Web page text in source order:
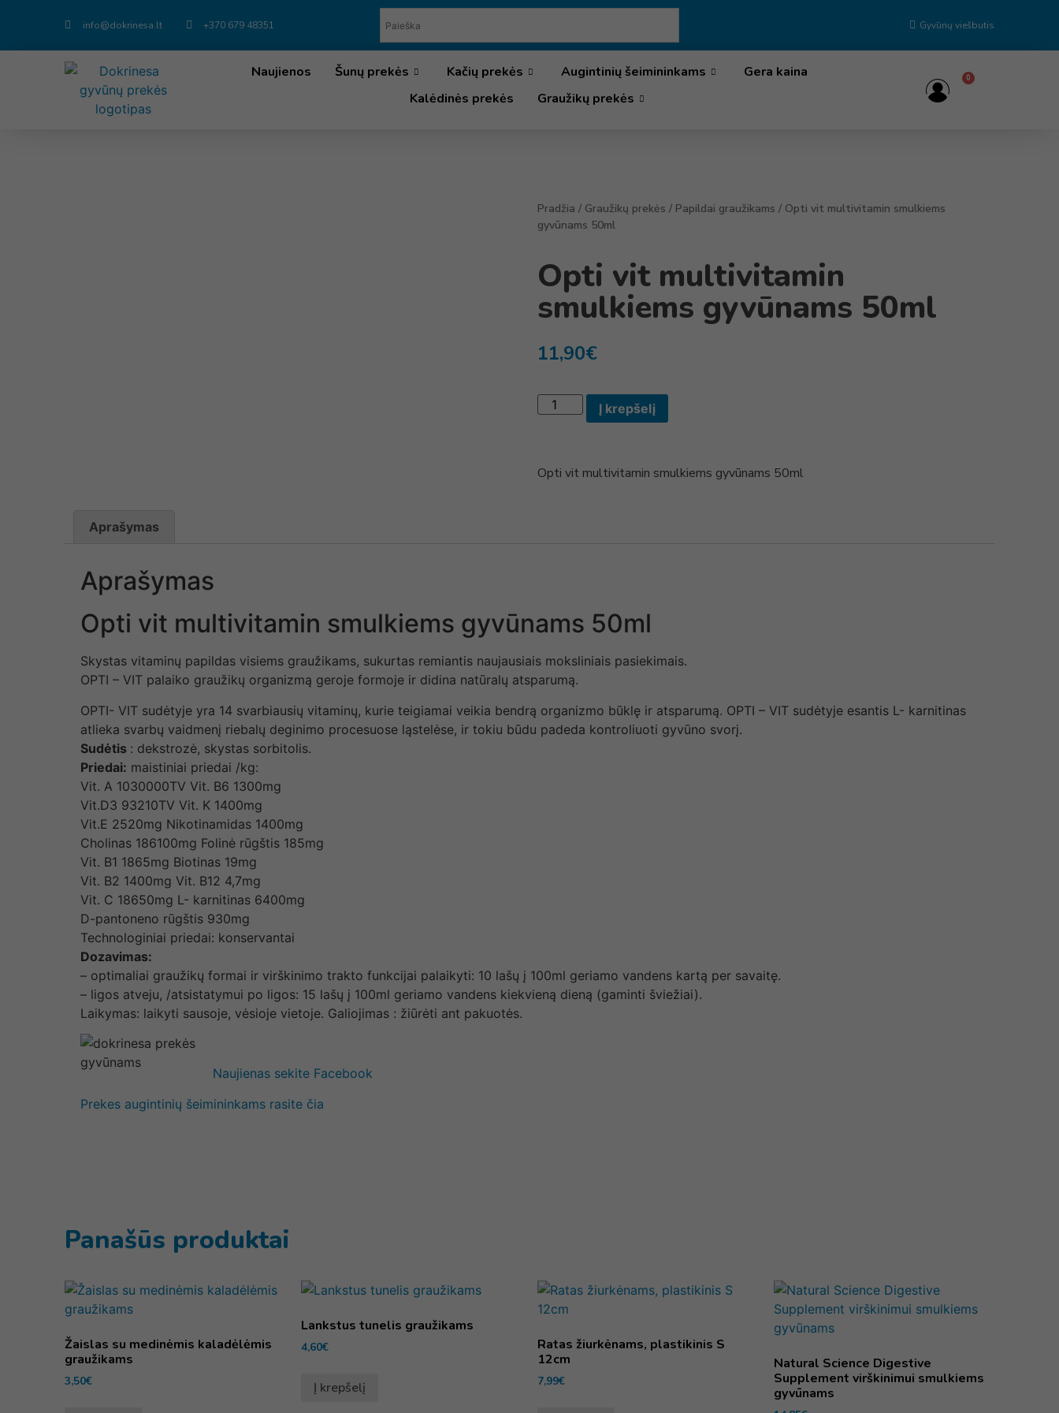
info@dokrinesa.lt +370 679 48351 Gyvūnų viešbutis
Naujienos Šunų prekės Kačių prekės Augintinių šeimininkams
Gera kaina
Kalėdinės prekės
Graužikų prekės
0
Pradžia / Graužikų prekės / Papildai graužikams / Opti vit multivitamin smulkiems
gyvūnams 50ml
Opti vit multivitamin
smulkiems gyvūnams 50ml
11,90€
Į krepšelį
Opti vit multivitamin smulkiems gyvūnams 50ml
Aprašymas
Aprašymas
Opti vit multivitamin smulkiems gyvūnams 50ml
Skystas vitaminų papildas visiems graužikams, sukurtas remiantis naujausiais moksliniais pasiekimais.
OPTI – VIT palaiko graužikų organizmą geroje formoje ir didina natūralų atsparumą.
OPTI- VIT sudėtyje yra 14 svarbiausių vitaminų, kurie teigiamai veikia bendrą organizmo būklę ir atsparumą. OPTI – VIT sudėtyje esantis L- karnitinas
atlieka svarbų vaidmenį riebalų deginimo procesuose ląstelėse, ir tokiu būdu padeda kontroliuoti gyvūno svorį.
Sudėtis : dekstrozė, skystas sorbitolis.
Priedai: maistiniai priedai /kg:
Vit. A 1030000TV Vit. B6 1300mg
Vit.D3 93210TV Vit. K 1400mg
Vit.E 2520mg Nikotinamidas 1400mg
Cholinas 186100mg Folinė rūgštis 185mg
Vit. B1 1865mg Biotinas 19mg
Vit. B2 1400mg Vit. B12 4,7mg
Vit. C 18650mg L- karnitinas 6400mg
D-pantoneno rūgštis 930mg
Technologiniai priedai: konservantai
Dozavimas:
– optimaliai graužikų formai ir virškinimo trakto funkcijai palaikyti: 10 lašų į 100ml geriamo vandens kartą per savaitę.
– ligos atveju, /atsistatymui po ligos: 15 lašų į 100ml geriamo vandens kiekvieną dieną (gaminti šviežiai).
Laikymas: laikyti sausoje, vėsioje vietoje. Galiojimas : žiūrėti ant pakuotės.
Naujienas sekite Facebook
Prekes augintinių šeimininkams rasite čia
Panašūs produktai
Žaislas su medinėmis kaladėlėmis
graužikams
3,50€
Lankstus tunelis graužikams
4,60€
Į krepšelį
Ratas žiurkėnams, plastikinis S
12cm
7,99€
Natural Science Digestive
Supplement virškinimui smulkiems
gyvūnams